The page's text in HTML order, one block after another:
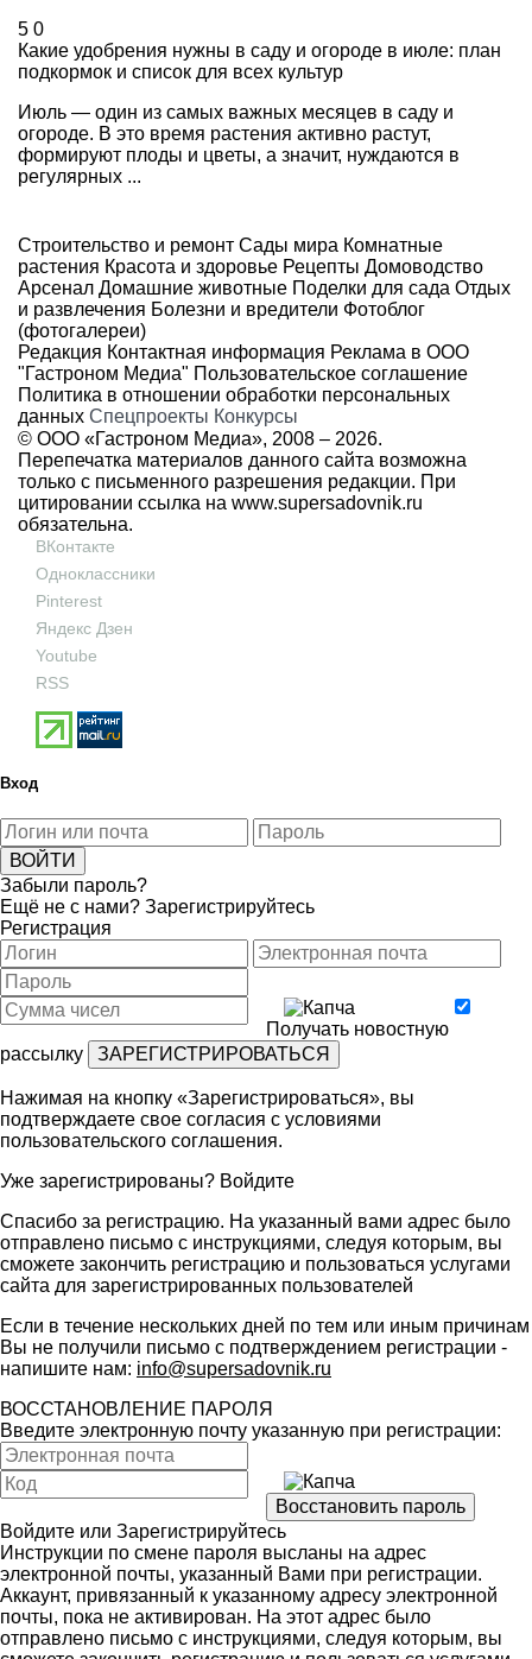
5 0
Какие удобрения нужны в саду и огороде в июле: план
подкормок и список для всех культур
Июль — один из самых важных месяцев в саду и
огороде. В это время растения активно растут,
формируют плоды и цветы, а значит, нуждаются в
регулярных ...
Строительство и ремонт Сады мира Комнатные
растения Красота и здоровье Рецепты Домоводство
Арсенал Домашние животные Поделки для сада Отдых
и развлечения Болезни и вредители Фотоблог
(фотогалереи)
Редакция Контактная информация Реклама в ООО
"Гастроном Медиа" Пользовательское соглашение
Политика в отношении обработки персональных
данных Спецпроекты Конкурсы
© ООО «Гастроном Медиа», 2008 – 2026.
Перепечатка материалов данного сайта возможна
только с письменного разрешения редакции. При
цитировании ссылка на www.supersadovnik.ru
обязательна.
ВКонтакте
Одноклассники
Pinterest
Яндекс Дзен
Youtube
RSS
Вход
Забыли пароль?
Ещё не с нами? Зарегистрируйтесь
Регистрация
Получать новостную
рассылку
Нажимая на кнопку «Зарегистрироваться», вы
подтверждаете свое согласия с условиями
пользовательского соглашения.
Уже зарегистрированы? Войдите
Спасибо за регистрацию. На указанный вами адрес было
отправлено письмо с инструкциями, следуя которым, вы
сможете закончить регистрацию и пользоваться услугами
сайта для зарегистрированных пользователей
Если в течение нескольких дней по тем или иным причинам
Вы не получили письмо с подтверждением регистрации -
напишите нам: info@supersadovnik.ru
ВОССТАНОВЛЕНИЕ ПАРОЛЯ
Введите электронную почту указанную при регистрации:
Войдите или Зарегистрируйтесь
Инструкции по смене пароля высланы на адрес
электронной почты, указанный Вами при регистрации.
Аккаунт, привязанный к указанному адресу электронной
почты, пока не активирован. На этот адрес было
отправлено письмо с инструкциями, следуя которым, вы